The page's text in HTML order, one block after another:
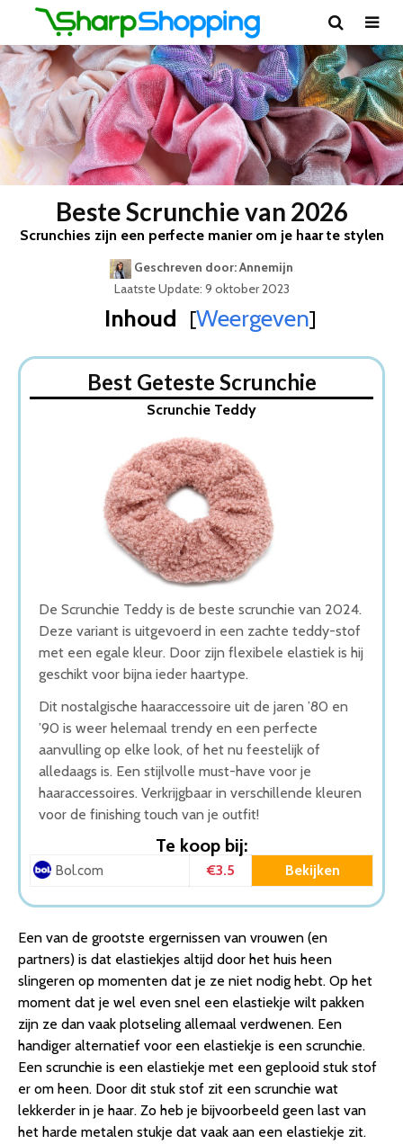
Beste Scrunchie van 2026
Scrunchies zijn een perfecte manier om je haar te stylen
Geschreven door: Annemijn
Laatste Update: 9 oktober 2023
Inhoud [Weergeven]
1. Scrunchie Teddy
2. Hisa 50 Scrunchies
3. Kraagjeskopen.nl Velvet Scrunchies
4. scrunchieshop.com 6 scrunchies
5. Velvet scrunchie navy blue
Wat is de beste Scrunchie van 2026
1. Beste Scrunchie van 2026
2. Stijlvolle Scrunchie
3. Goede Koop Scrunchie
4. Goede Prijs-Kwaliteit Scrunchie
5. Goede Budget Scrunchie
Conclusie
Best Geteste Scrunchie
Scrunchie Teddy
De Scrunchie Teddy is de beste scrunchie van 2024.
Deze variant is uitgevoerd in een zachte teddy-stof
met een egale kleur. Door zijn flexibele elastiek is hij
geschikt voor bijna ieder haartype.
Dit nostalgische haaraccessoire uit de jaren ’80 en
’90 is weer helemaal trendy en een perfecte
aanvulling op elke look, of het nu feestelijk of
alledaags is. Een stijlvolle must-have voor je
haaraccessoires. Verkrijgbaar in verschillende kleuren
voor de finishing touch van je outfit!
Te koop bij:
Bol.com €3.5 Bekijken
Een van de grootste ergernissen van vrouwen (en
partners) is dat elastiekjes altijd door het huis heen
slingeren op momenten dat je ze niet nodig hebt. Op het
moment dat je wel even snel een elastiekje wilt pakken
zijn ze dan vaak plotseling allemaal verdwenen. Een
handiger alternatief voor een elastiekje is een scrunchie.
Een scrunchie is een elastiekje met een geplooid stuk stof
er om heen. Door dit stuk stof zit een scrunchie wat
lekkerder in je haar. Zo heb je bijvoorbeeld geen last van
het harde metalen stukje dat vaak aan een elastiekje zit.